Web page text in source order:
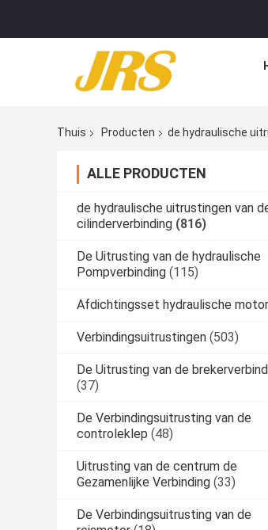
Thuis Producten de hydraulische
ALLE PRODUCTEN
de hydraulische uitrustingen van
cilinderverbinding (816)
De Uitrusting van de hydraulische
Pompverbinding (115)
Afdichtingsset hydraulische motor
Verbindingsuitrustingen (503)
De Uitrusting van de
(37)
De Verbindingsuitrusting van de
controleklep (48)
Uitrusting van de centrum de
Gezamenlijke Verbinding (33)
De Verbindingsuitrusting van de